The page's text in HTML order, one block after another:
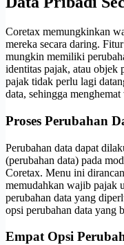
Coretax memungkinkan
mereka secara daring.
mungkin memiliki
identitas pajak, atau objek
pajak tidak perlu lagi
data, sehingga
Proses Perubahan
Perubahan data dapat
(perubahan data) pada
Coretax. Menu ini
memudahkan wajib pajak
perubahan data yang
opsi perubahan data yang
Empat Opsi